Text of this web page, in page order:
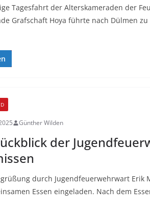
Tagesfahrt der Alterskameraden der
Grafschaft Hoya führte nach Dülmen
Günther Wilden
der
durch Jugendfeuerwehrwart Erik
Essen eingeladen. Nach dem